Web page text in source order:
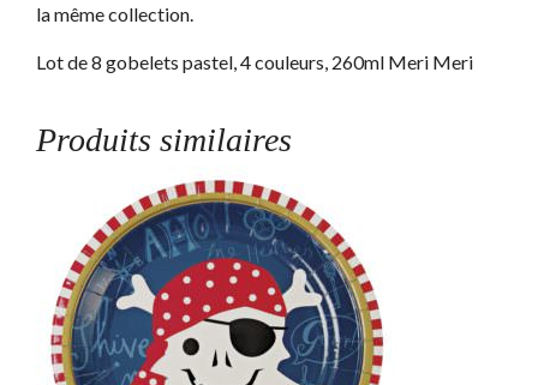
la même collection.
Lot de 8 gobelets pastel, 4 couleurs, 260ml Meri Meri
Produits similaires